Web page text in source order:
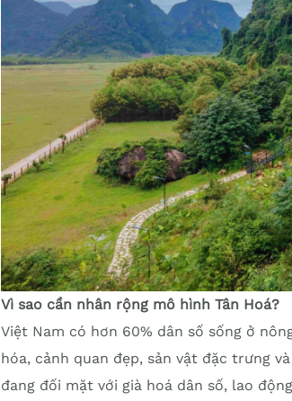
Vì sao cần nhân rộng mô hình Tân Hoá?
Việt Nam có hơn 60% dân số sống ở
hóa, cảnh quan đẹp, sản vật đặc trưng
đang đối mặt với già hoá dân số, lao